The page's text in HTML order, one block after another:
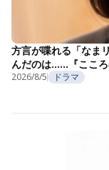
方言が喋れる「なま
んだのは……『ここ
2026/8/5 ドラマ